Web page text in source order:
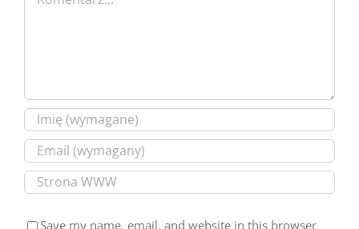
Save my name, email, and website in this browser